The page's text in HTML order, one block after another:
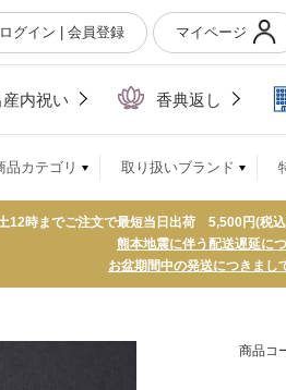
ログイン | 会員登録 マイページ
産内祝い 香典返し
品カテゴリ 取り扱いブランド
12時までご注文で最短当日出荷 5,500円(税込
熊本地震に伴う配送遅延に
お盆期間中の発送につきまし
商品コ